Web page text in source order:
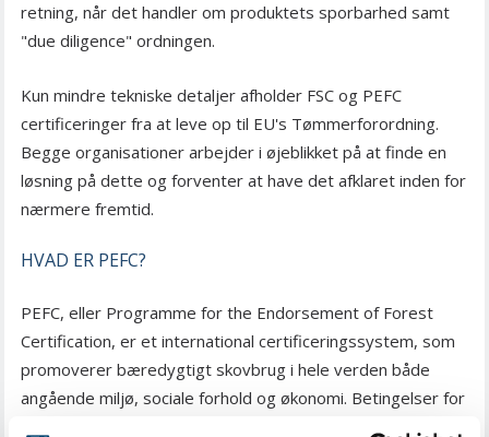
retning, når det handler om produktets sporbarhed samt
"due diligence" ordningen.
Kun mindre tekniske detaljer afholder FSC og PEFC
certificeringer fra at leve op til EU's Tømmerforordning.
Begge organisationer arbejder i øjeblikket på at finde en
løsning på dette og forventer at have det afklaret inden for
nærmere fremtid.
HVAD ER PEFC?
PEFC, eller Programme for the Endorsement of Forest
Certification, er et international certificeringssystem, som
promoverer bæredygtigt skovbrug i hele verden både
angående miljø, sociale forhold og økonomi. Betingelser for